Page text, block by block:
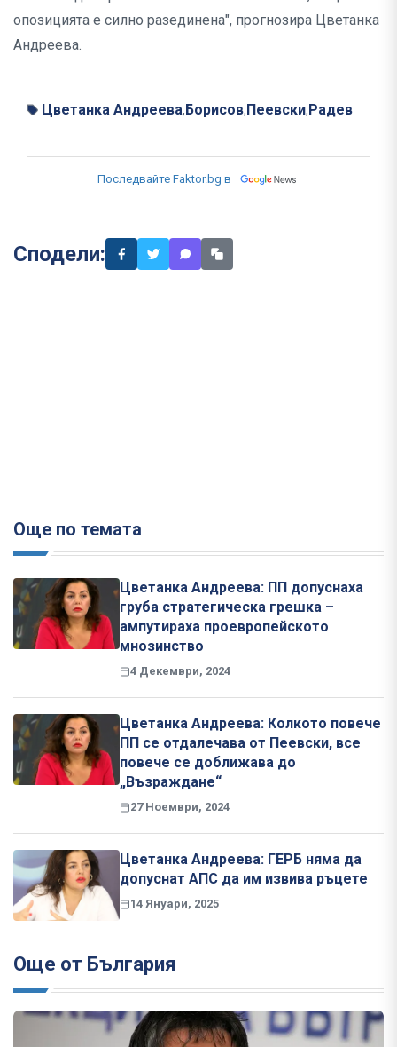
опозицията е силно разединена", прогнозира Цветанка
Андреева.
Цветанка Андреева, Борисов, Пеевски, Радев
Последвайте Faktor.bg в
Сподели:
Още по темата
Цветанка Андреева: ПП допуснаха
груба стратегическа грешка –
ампутираха проевропейското
мнозинство
4 Декември, 2024
Цветанка Андреева: Колкото повече
ПП се отдалечава от Пеевски, все
повече се доближава до
„Възраждане“
27 Ноември, 2024
Цветанка Андреева: ГЕРБ няма да
допуснат АПС да им извива ръцете
14 Януари, 2025
Още от България